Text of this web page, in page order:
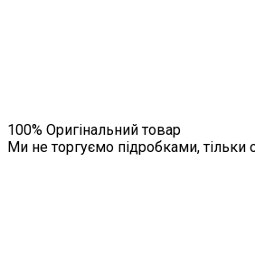
100% Оригінальний товар
Ми не торгуємо підробками, тільки